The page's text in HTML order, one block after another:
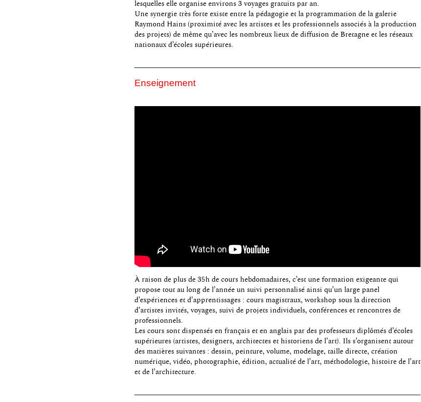
lesquelles elle organise environs 3 voyages gratuits par an.
Une synergie très forte existe entre la pédagogie et la programmation de la galerie
Raymond Hains (proximité avec les artistes et les professionnels associés à la production
des projets) de même qu’avec les nombreux lieux de diffusion de Bretagne et les réseaux
nationaux d’écoles supérieures.
Enseignement
À raison de plus de 35h de cours hebdomadaires, c’est une formation exigeante qui
propose tout au long de l’année un suivi personnalisé ainsi qu’un large panel
d’expériences et d’apprentissages : cours magistraux, workshop sous la direction
d’artistes invités, voyages, suivi de projets individuels, conférences et rencontres de
professionnels.
Les cours sont dispensés en français et en anglais par des professeurs diplômés d’écoles
supérieures (artistes, designers, architectes et historiens de l’art). Ils s’organisent autour
des matières suivantes : dessin, peinture, volume, modelage, taille directe, création
numérique, vidéo, photographie, édition, actualité de l’art, méthodologie, histoire de l’art
et de l’architecture.